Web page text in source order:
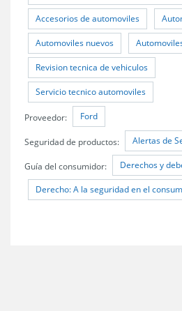
Accesorios de automoviles
Automoviles nuevos
Revision tecnica de vehiculos
Servicio tecnico automoviles
Proveedor: Ford
Seguridad de productos: Alertas de
Guía del consumidor: Derechos y
Derecho: A la seguridad en el